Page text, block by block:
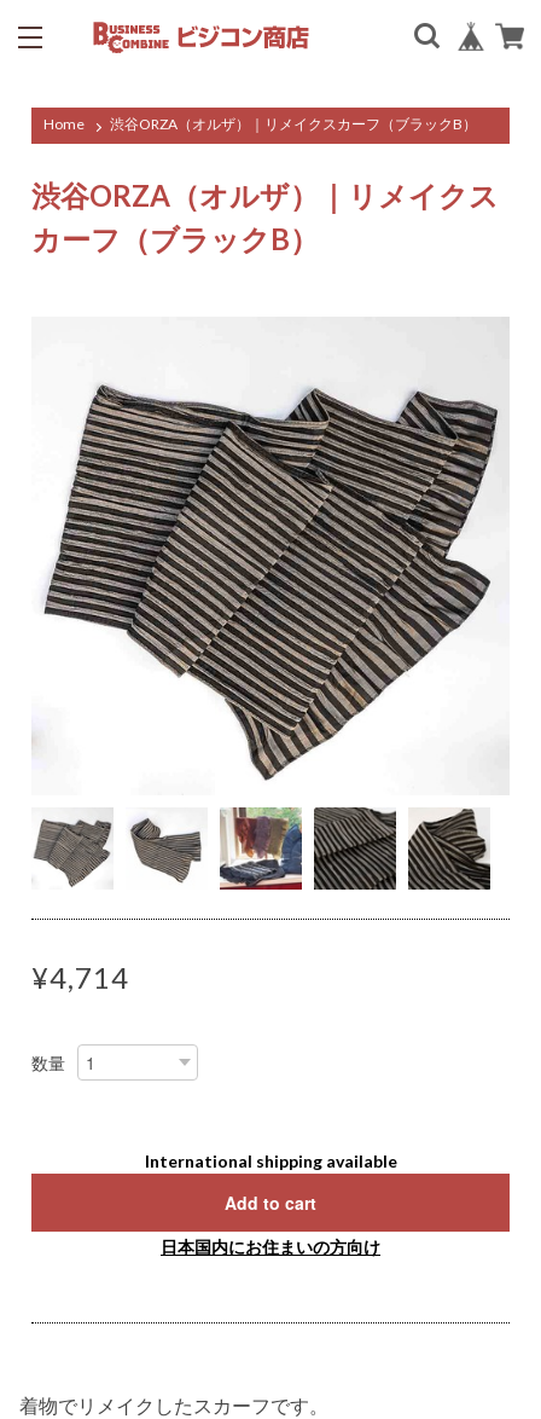
Home 渋谷ORZA（オルザ）｜リメイクスカーフ（ブラックB）
渋谷ORZA（オルザ）｜リメイクス
カーフ（ブラックB）
¥4,714
数量
International shipping available
Add to cart
日本国内にお住まいの方向け
着物でリメイクしたスカーフです。